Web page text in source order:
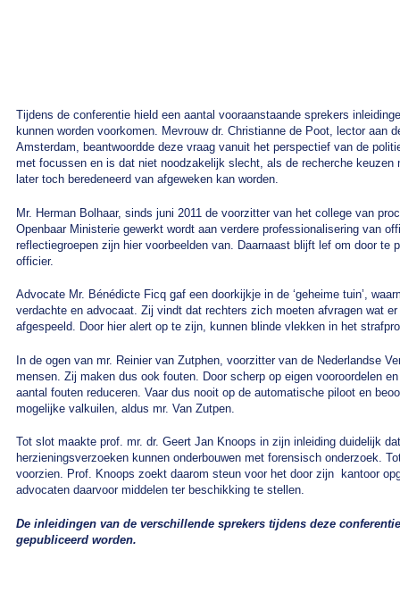
Tijdens de conferentie hield een aantal vooraanstaande sprekers
kunnen worden voorkomen. Mevrouw dr. Christianne de Poot, lector aan
Amsterdam, beantwoordde deze vraag vanuit het perspectief van de
met focussen en is dat niet noodzakelijk slecht, als de recherche
later toch beredeneerd van afgeweken kan worden.
Mr. Herman Bolhaar, sinds juni 2011 de voorzitter van het college van
Openbaar Ministerie gewerkt wordt aan verdere professionalisering van
reflectiegroepen zijn hier voorbeelden van. Daarnaast blijft lef om door te
officier.
Advocate Mr. Bénédicte Ficq gaf een doorkijkje in de ‘geheime tuin’,
verdachte en advocaat. Zij vindt dat rechters zich moeten afvragen wat
afgespeeld. Door hier alert op te zijn, kunnen blinde vlekken in het
In de ogen van mr. Reinier van Zutphen, voorzitter van de Nederlandse
mensen. Zij maken dus ook fouten. Door scherp op eigen vooroordelen
aantal fouten reduceren. Vaar dus nooit op de automatische piloot en
mogelijke valkuilen, aldus mr. Van Zutpen.
Tot slot maakte prof. mr. dr. Geert Jan Knoops in zijn inleiding duidelijk
herzieningsverzoeken kunnen onderbouwen met forensisch onderzoek.
voorzien. Prof. Knoops zoekt daarom steun voor het door zijn kantoor
advocaten daarvoor middelen ter beschikking te stellen.
De inleidingen van de verschillende sprekers tijdens deze
gepubliceerd worden.